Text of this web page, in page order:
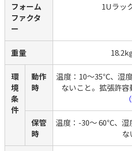
フォーム
ファクタ
ー
1Uラッ
重量
環
境
条
件
動作
時
温度：10～35℃、湿
ないこと。拡張許
保管
時
温度：-30～ 60℃、湿
な